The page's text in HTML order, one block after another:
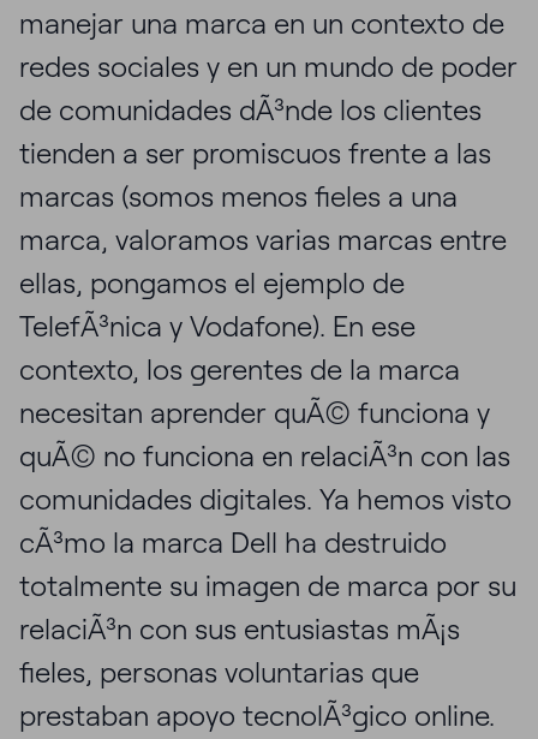
manejar una marca en un contexto de
redes sociales y en un mundo de poder
de comunidades dÃ³nde los clientes
tienden a ser promiscuos frente a las
marcas (somos menos fieles a una
marca, valoramos varias marcas entre
ellas, pongamos el ejemplo de
TelefÃ³nica y Vodafone). En ese
contexto, los gerentes de la marca
necesitan aprender quÃ© funciona y
quÃ© no funciona en relaciÃ³n con las
comunidades digitales. Ya hemos visto
cÃ³mo la marca Dell ha destruido
totalmente su imagen de marca por su
relaciÃ³n con sus entusiastas mÃ¡s
fieles, personas voluntarias que
prestaban apoyo tecnolÃ³gico online.